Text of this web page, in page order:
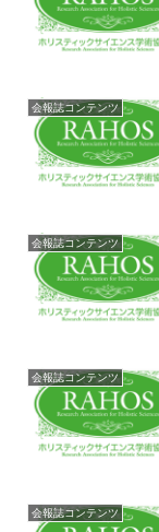
会報誌コンテンツ
会報誌コンテンツ
会報誌コンテンツ
会報誌コンテンツ